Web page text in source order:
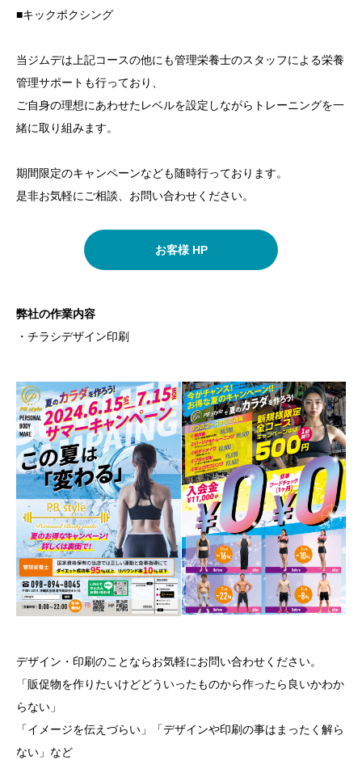
■キックボクシング
当ジムデは上記コースの他にも管理栄養士のスタッフによる栄養
管理サポートも行っており、
ご自身の理想にあわせたレベルを設定しながらトレーニングを一
緒に取り組みます。
期間限定のキャンペーンなども随時行っております。
是非お気軽にご相談、お問い合わせください。
お客様 HP
弊社の作業内容
・チラシデザイン印刷
デザイン・印刷のことならお気軽にお問い合わせください。
「販促物を作りたいけどどういったものから作ったら良いかわか
らない」
「イメージを伝えづらい」「デザインや印刷の事はまったく解ら
ない」など